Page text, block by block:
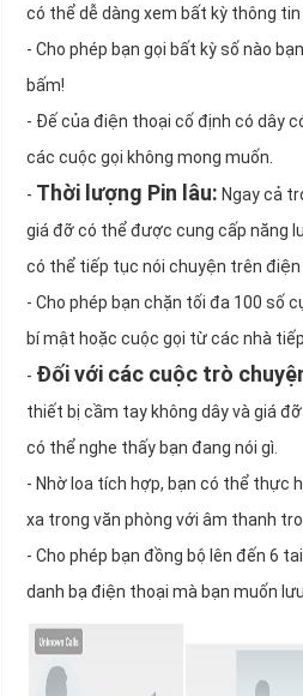
có thể dễ dàng xem bất kỳ thông tin
- Cho phép bạn gọi bất kỳ số nào
bấm!
- Đế của điện thoại cố định có dây
các cuộc gọi không mong muốn.
- Thời lượng Pin lâu: Ngay cả
giá đỡ có thể được cung cấp năng
có thể tiếp tục nói chuyện trên điện
- Cho phép bạn chặn tối đa 100 số
bí mật hoặc cuộc gọi từ các nhà
- Đối với các cuộc trò
thiết bị cầm tay không dây và giá
có thể nghe thấy bạn đang nói gì.
- Nhờ loa tích hợp, bạn có thể thực
xa trong văn phòng với âm thanh
- Cho phép bạn đồng bộ lên đến 6
danh bạ điện thoại mà bạn muốn lưu.